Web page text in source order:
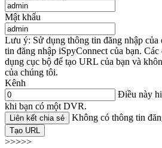
Mật khẩu
Lưu ý: Sử dụng thông tin đăng nhập của
tin đăng nhập iSpyConnect của bạn.
dụng cục bộ để tạo URL của bạn và
của chúng tôi.
Kênh
Điều này
khi bạn có một DVR.
Liên kết chia sẻ Không có thông tin
Tạo URL
>>>>>